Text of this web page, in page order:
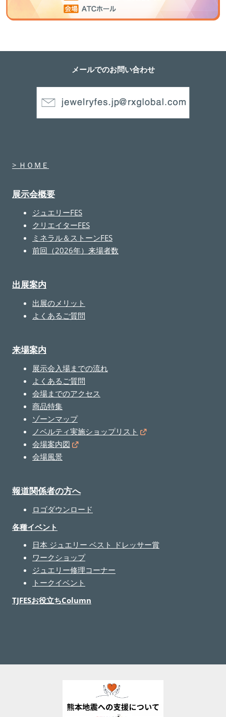
メールでのお問い合わせ
> ＨＯＭＥ
展示会概要
ジュエリーFES
クリエイターFES
ミネラル＆ストーンFES
前回（2026年）来場者数
出展案内
出展のメリット
よくあるご質問
来場案内
展示会入場までの流れ
よくあるご質問
会場までのアクセス
商品特集
ゾーンマップ
ノベルティ実施ショップリスト
会場案内図
会場風景
報道関係者の方へ
ロゴダウンロード
各種イベント
日本 ジュエリー ベスト ドレッサー賞
ワークショップ
ジュエリー修理コーナー
トークイベント
TJFESお役立ちColumn